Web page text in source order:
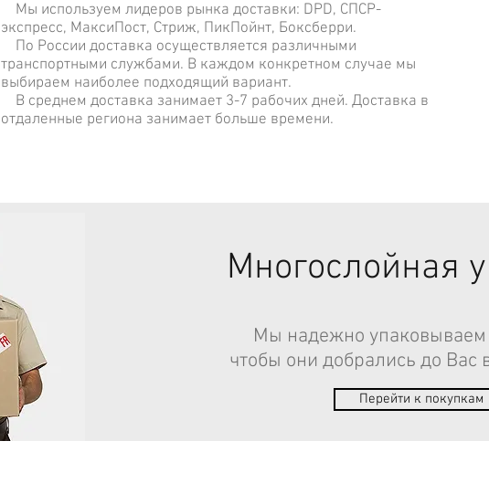
Мы используем лидеров рынка доставки: DPD, СПСР-
экспресс, МаксиПост, Стриж, ПикПойнт, Боксберри.
По России доставка осуществляется различными
транспортными службами. В каждом конкретном случае мы
выбираем наиболее подходящий вариант.
В среднем доставка занимает 3-7 рабочих дней. Доставка в
отдаленные региона занимает больше времени.
Многослойная
Мы надежно упаковываем
чтобы они добрались до Вас
Перейти к покупкам